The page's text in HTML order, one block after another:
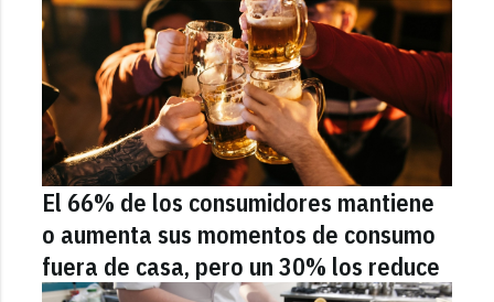
El 66% de los consumidores mantiene
o aumenta sus momentos de consumo
fuera de casa, pero un 30% los reduce